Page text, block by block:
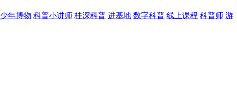
少年博物 科普小讲师 桂深科普 进基地 数字科普 线上课程 科普师 游